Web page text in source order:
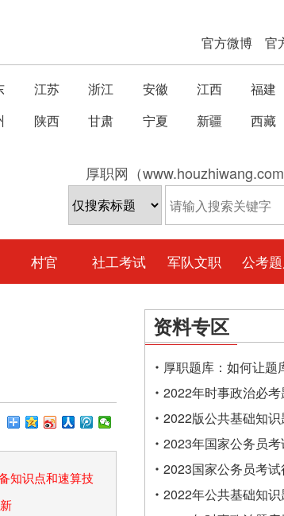
官方微博 官
江苏 浙江 安徽 江西 福建
陕西 甘肃 宁夏 新疆 西藏
厚职网（
村官 社工考试 军队文职 公考
知识点和速算技
资料专区
厚职题库：如何让题
一次进入后可接续做
2022年时事政治必考
2022版公共基础知
一）
2023年国家公务员
架
2023国家公务员考
2022年公共基础知